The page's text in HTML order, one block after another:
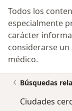
Todos los
especialmente
carácter
considerarse
médico.
Búsquedas
Ciudades